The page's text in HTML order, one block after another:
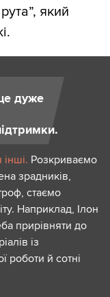
який
дуже
Розкриваємо
зрадників,
стаємо
Наприклад, Ілон
прирівняти до
із
роботи й сотні